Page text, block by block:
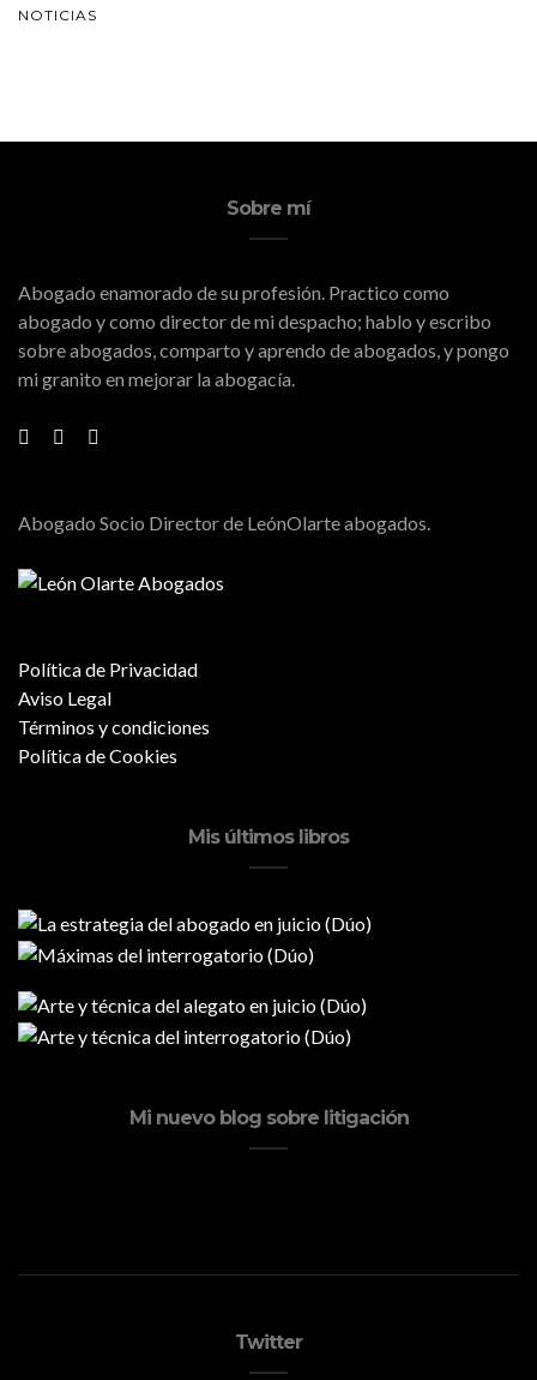
NOTICIAS
Sobre mí
Abogado enamorado de su profesión. Practico como
abogado y como director de mi despacho; hablo y escribo
sobre abogados, comparto y aprendo de abogados, y pongo
mi granito en mejorar la abogacía.
Abogado Socio Director de LeónOlarte abogados.
Política de Privacidad
Aviso Legal
Términos y condiciones
Política de Cookies
Mis últimos libros
Mi nuevo blog sobre litigación
Twitter